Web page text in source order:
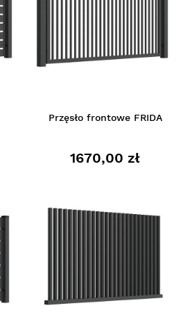
Przęsło frontowe FRIDA
1670,00 zł